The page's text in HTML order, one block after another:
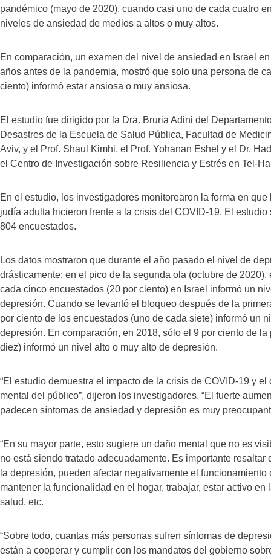
pandémico (mayo de 2020), cuando casi uno de cada cuatro
niveles de ansiedad de medios a altos o muy altos.
En comparación, un examen del nivel de ansiedad en Israel
años antes de la pandemia, mostró que solo una persona de
ciento) informó estar ansiosa o muy ansiosa.
El estudio fue dirigido por la Dra. Bruria Adini del
Desastres de la Escuela de Salud Pública, Facultad de
Aviv, y el Prof. Shaul Kimhi, el Prof. Yohanan Eshel y el Dr.
el Centro de Investigación sobre Resiliencia y Estrés en Tel-
En el estudio, los investigadores monitorearon la forma en
judía adulta hicieron frente a la crisis del COVID-19. El
804 encuestados.
Los datos mostraron que durante el año pasado el nivel de
drásticamente: en el pico de la segunda ola (octubre de
cada cinco encuestados (20 por ciento) en Israel informó un
depresión. Cuando se levantó el bloqueo después de la
por ciento de los encuestados (uno de cada siete) informó un
depresión. En comparación, en 2018, sólo el 9 por ciento de
diez) informó un nivel alto o muy alto de depresión.
“El estudio demuestra el impacto de la crisis de COVID-19 y
mental del público”, dijeron los investigadores. “El fuerte
padecen síntomas de ansiedad y depresión es muy
“En su mayor parte, esto sugiere un daño mental que no es
no está siendo tratado adecuadamente. Es importante
la depresión, pueden afectar negativamente el
mantener la funcionalidad en el hogar, trabajar, estar activo
salud, etc.
“Sobre todo, cuantas más personas sufren síntomas de
están a cooperar y cumplir con los mandatos del gobierno